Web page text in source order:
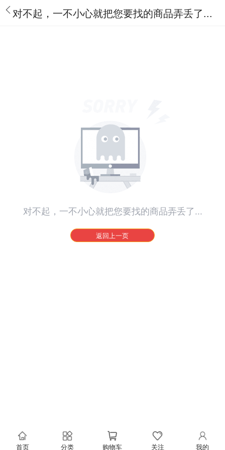
对不起，一不小心就把您要找的商品弄丢了...
对不起，一不小心就把您要找的商品弄丢了...
返回上一页
首页 分类 购物车 关注 我的